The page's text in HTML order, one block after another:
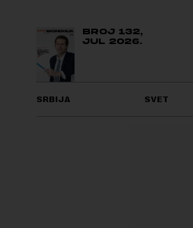
BROJ 132,
JUL 2026.
SRBIJA SVET